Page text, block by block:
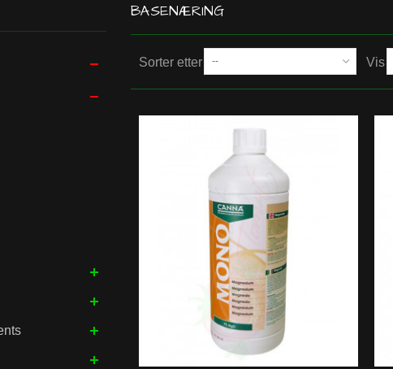
BASENÆRING
Sorter etter -- Vis